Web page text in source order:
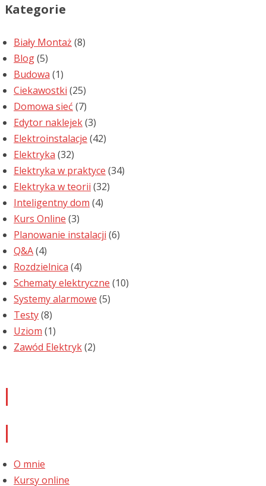
Kategorie
Biały Montaż (8)
Blog(5)
Budowa (1)
Ciekawostki (25)
Domowa sieć (7)
Edytor naklejek(3)
Elektroinstalacje (42)
Elektryka (32)
Elektryka w praktyce (34)
Elektryka w teorii (32)
Inteligentny dom (4)
Kurs Online (3)
Planowanie instalacji (6)
Q&A(4)
Rozdzielnica (4)
Schematy elektryczne (10)
Systemy alarmowe (5)
Testy(8)
Uziom (1)
Zawód Elektryk(2)
O mnie
Kursy online